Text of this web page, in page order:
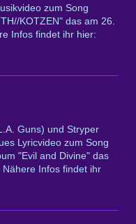
zum Song
KOTZEN" das am 26.
Infos findet ihr hier:
Guns) und Stryper
Lyricvideo zum Song
"Evil and Divine" das
Infos findet ihr